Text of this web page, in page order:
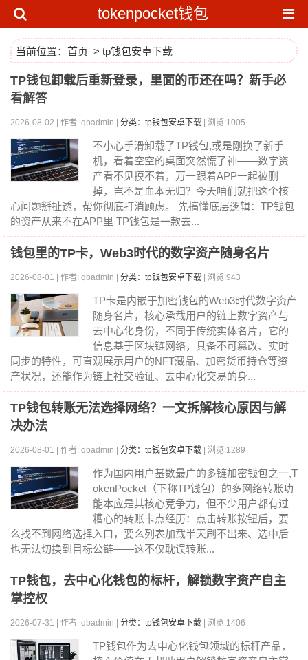
tokenpocket钱包
当前位置： 首页 > tp钱包安卓下载
TP钱包卸载后重新登录，里面的币还在吗？新手必
看解答
2026-08-02 | 作者: qbadmin | 分类：tp钱包安卓下载 | 浏览:1005
不小心手滑卸载了TP钱包,或是刚换了新手
机，看着空空的桌面突然慌了神——数字资
产看不见摸不着，万一跟着APP一起被删
掉，岂不是血本无归？今天咱们就把这个核
心问题掰扯透，帮你彻底打消顾虑。 先搞懂底层逻辑：TP钱包
的资产从来不在APP里 TP钱包是一款去...
钱包里的TP卡，Web3时代的数字资产随身名片
2026-08-01 | 作者: qbadmin | 分类：tp钱包安卓下载 | 浏览:943
TP卡是内嵌于加密钱包的Web3时代数字资产
随身名片，核心承载用户的链上数字资产与
去中心化身份，不同于传统实体名片，它的
信息基于区块链网络，具备不可篡改、实时
同步的特性，可直观展示用户的NFT藏品、加密货币持仓等资
产状况，还能作为链上社交验证、去中心化交易的身...
TP钱包转账无法选择网络？一文拆解核心原因与解
决办法
2026-08-01 | 作者: qbadmin | 分类：tp钱包安卓下载 | 浏览:1289
作为国内用户基数最广的多链加密钱包之一,T
okenPocket（下称TP钱包）的多网络转账功
能本应是其核心竞争力，但不少用户都有过
糟心的转账卡点经历：点击转账按钮后，要
么找不到网络选择入口，要么列表加载半天刷不出来、选中后
也无法切换到目标公链——这不仅耽误转账...
TP钱包，去中心化钱包的标杆，解锁数字资产自主
掌控权
2026-07-31 | 作者: qbadmin | 分类：tp钱包安卓下载 | 浏览:1406
TP钱包作为去中心化钱包领域的标杆产品，